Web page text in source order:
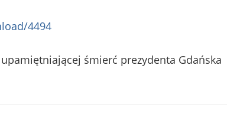
4494
śmierć prezydenta Gdańska